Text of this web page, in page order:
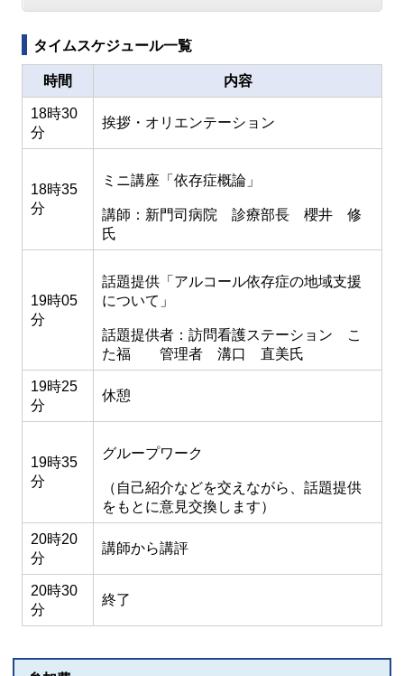
タイムスケジュール一覧
時間 内容
18時30
分
挨拶・オリエンテーション
18時35
分
ミニ講座「依存症概論」
講師：新門司病院 診療部長 櫻井 修
氏
19時05
分
話題提供「アルコール依存症の地域支援
について」
話題提供者：訪問看護ステーション こ
た福 管理者 溝口 直美氏
19時25
分
休憩
19時35
分
グループワーク
（自己紹介などを交えながら、話題提供
をもとに意見交換します）
20時20
分
講師から講評
20時30
分
終了